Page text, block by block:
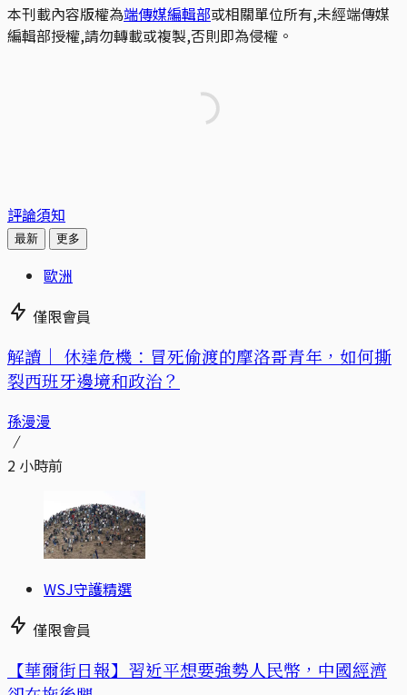
本刊載內容版權為端傳媒編輯部或相關單位所有,未經端傳媒
編輯部授權,請勿轉載或複製,否則即為侵權。
評論須知
最新 更多
歐洲
僅限會員
解讀｜ 休達危機：冒死偷渡的摩洛哥青年，如何撕
裂西班牙邊境和政治？
孫漫漫
2 小時前
WSJ守護精選
僅限會員
【華爾街日報】習近平想要強勢人民幣，中國經濟